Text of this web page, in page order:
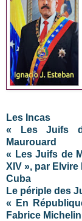
Les Incas
« Les Juifs
Maurouard
« Les Juifs de
XIV », par Elvire
Cuba
Le périple des
« En
Fabrice Michelin